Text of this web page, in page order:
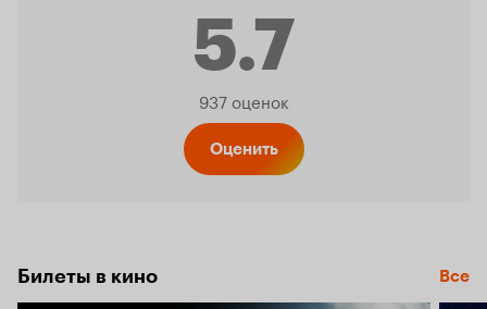
5.7
Рейтинг
937 оценок
Оценить
Билеты в кино Все